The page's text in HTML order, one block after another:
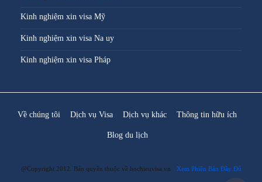
Kinh nghiệm xin visa Mỹ
Kinh nghiệm xin visa Na uy
Kinh nghiệm xin visa Pháp
Về chúng tôi Dịch vụ Visa Dịch vụ khác Thông tin hữu ích
Blog du lịch
@Copyright 2012. Bản quyền thuộc về hochieuvisa.vn Xem Phiên Bản Đầy Đủ